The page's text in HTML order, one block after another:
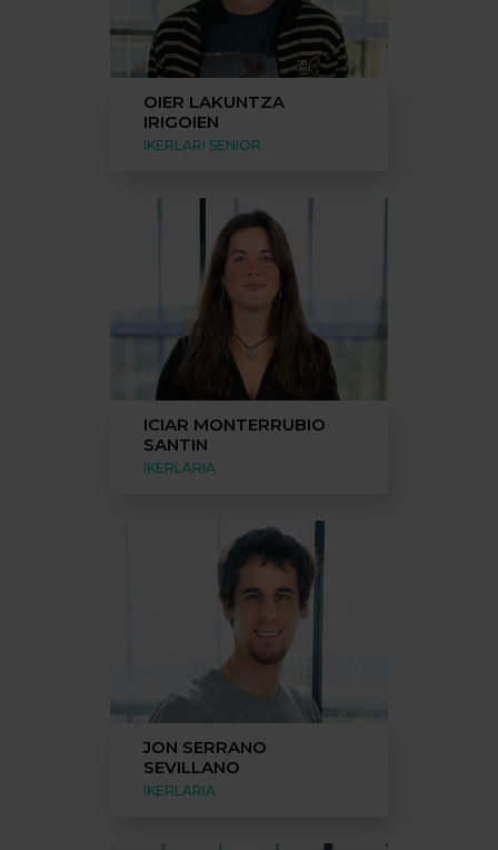
OIER LAKUNTZA
IRIGOIEN
IKERLARI SENIOR
ICIAR MONTERRUBIO
SANTIN
IKERLARIA
JON SERRANO
SEVILLANO
IKERLARIA